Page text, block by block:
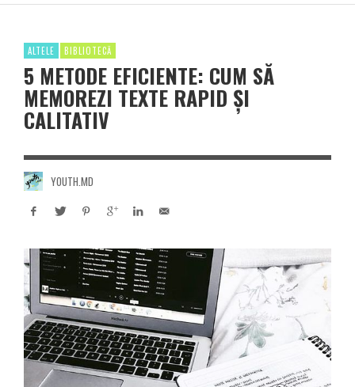
ALTELE BIBLIOTECĂ
5 METODE EFICIENTE: CUM SĂ
MEMOREZI TEXTE RAPID ȘI
CALITATIV
YOUTH.MD